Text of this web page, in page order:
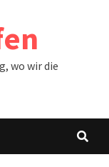
wo wir die